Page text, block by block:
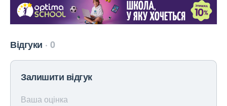
Відгуки 0
Залишити відгук
Ваша оцінка